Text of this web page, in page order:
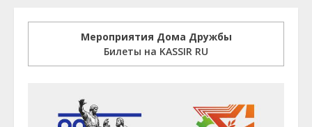
Мероприятия Дома Дружбы
Билеты на KASSIR RU